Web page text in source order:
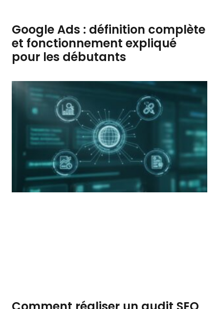
Google Ads : définition complète
et fonctionnement expliqué
pour les débutants